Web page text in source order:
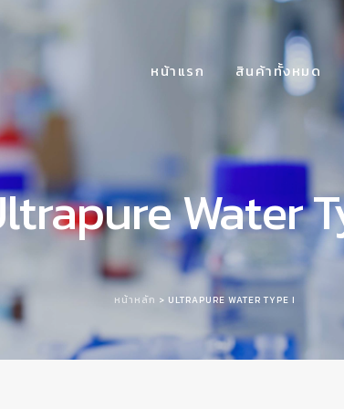
หน้าแรก สินค้าทั้งหมด
Water
หน้าหลัก > ULTRAPURE WATER TYPE I